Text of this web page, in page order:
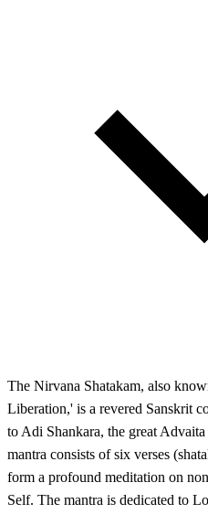
The Nirvana Shatakam, also
Liberation,' is a revered Sanskrit
to Adi Shankara, the great
mantra consists of six verses
form a profound meditation on
Self. The mantra is dedicated to